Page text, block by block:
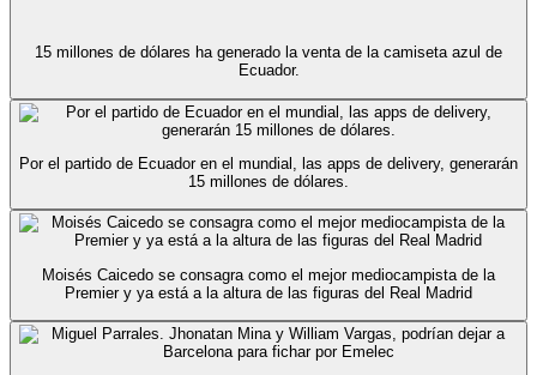
15 millones de dólares ha generado la venta de la camiseta azul de
Ecuador.
Por el partido de Ecuador en el mundial, las apps de delivery, generarán
15 millones de dólares.
Moisés Caicedo se consagra como el mejor mediocampista de la
Premier y ya está a la altura de las figuras del Real Madrid